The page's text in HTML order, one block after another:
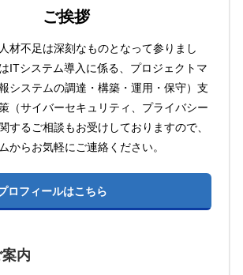
ご挨拶
材不足は深刻なものとなって参りまし
ITシステム導入に係る、プロジェクトマ
システムの調達・構築・運用・保守）支
（サイバーセキュリティ、プライバシー
するご相談もお受けしておりますので、
からお気軽にご連絡ください。
ロフィールはこちら
内